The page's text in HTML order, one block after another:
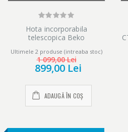
Hota incorporabila
telescopica Beko
absorbtie 659m3/h, 60 cm,
Inox
Ultimele 2 produse (intreaba stoc)
1 099,00 Lei
899,00 Lei
ADAUGĂ ÎN COȘ